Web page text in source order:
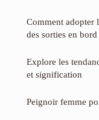
Comment adopter
des sorties en
Explore les
et signification
Peignoir femme